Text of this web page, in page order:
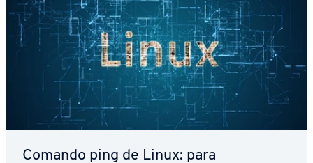
Comando ping de Linux: para